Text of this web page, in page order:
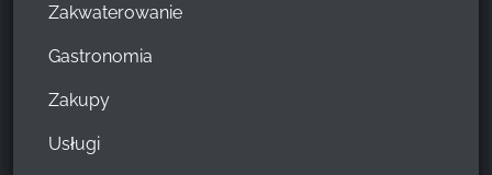
Zakwaterowanie
Gastronomia
Zakupy
Usługi